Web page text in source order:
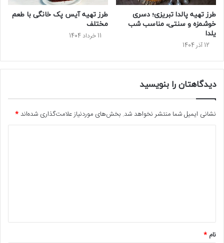
طرز تهیه پالدا تبریزی؛ دسری
خوشمزه و سنتی، مناسب شب
یلدا
12 آذر 1404
طرز تهیه آیس پک خانگی با طعم
مختلف
11 خرداد 1404
دیدگاهتان را بنویسید
نشانی ایمیل شما منتشر نخواهد شد. بخش‌های موردنیاز علامت‌گذاری شده‌اند*
*
نام *